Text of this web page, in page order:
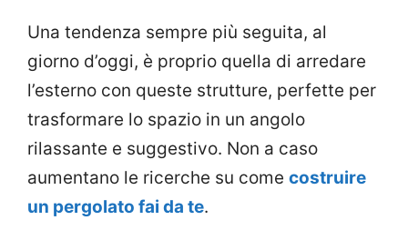
Una tendenza sempre più seguita, al
giorno d’oggi, è proprio quella di arredare
l’esterno con queste strutture, perfette per
trasformare lo spazio in un angolo
rilassante e suggestivo. Non a caso
aumentano le ricerche su come costruire
un pergolato fai da te.